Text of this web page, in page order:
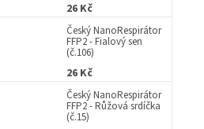
26 Kč
Český NanoRespirátor
FFP2 - Fialový sen
(č.106)
26 Kč
Český NanoRespirátor
FFP2 - Růžová srdíčka
(č.15)